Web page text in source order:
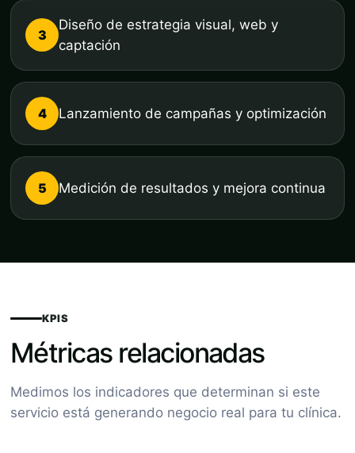
3
Diseño de estrategia visual, web y
captación
4 Lanzamiento de campañas y optimización
5 Medición de resultados y mejora continua
KPIS
Métricas relacionadas
Medimos los indicadores que determinan si este
servicio está generando negocio real para tu clínica.